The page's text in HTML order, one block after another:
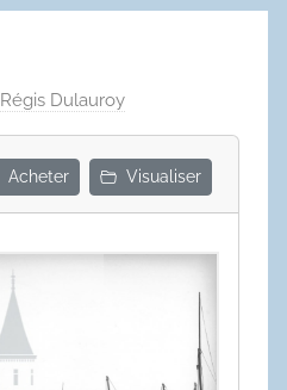
Régis Dulauroy
Acheter Visualiser